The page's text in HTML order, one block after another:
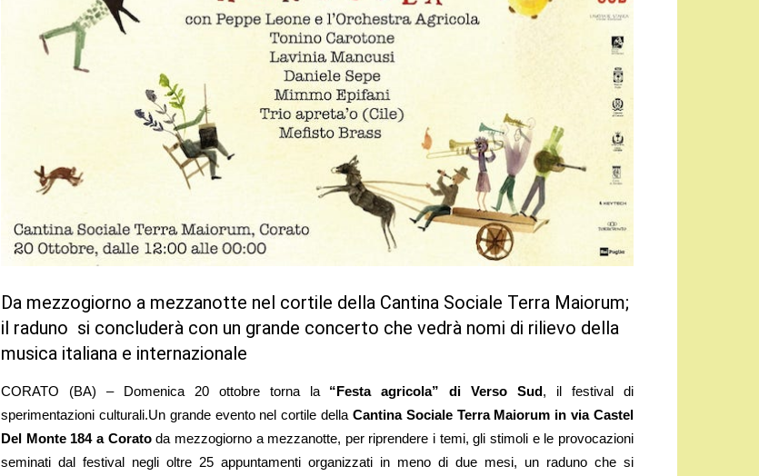
Da mezzogiorno a mezzanotte nel cortile della Cantina Sociale Terra Maiorum;
il raduno si concluderà con un grande concerto che vedrà nomi di rilievo della
musica italiana e internazionale
CORATO (BA) – Domenica 20 ottobre torna la “Festa agricola” di Verso Sud, il festival di
sperimentazioni culturali.Un grande evento nel cortile della Cantina Sociale Terra Maiorum in via Castel
Del Monte 184 a Coratoda mezzogiorno a mezzanotte, per riprendere i temi, gli stimoli e le provocazioni
seminati dal festival negli oltre 25 appuntamenti organizzati in meno di due mesi, un raduno che si